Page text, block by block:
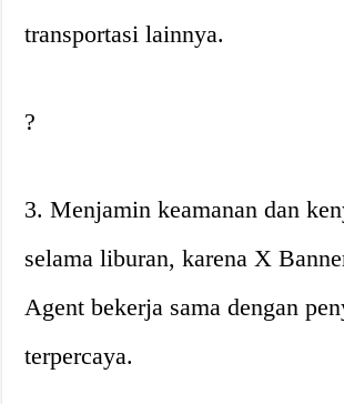
transportasi lainnya.
?
3. Menjamin keamanan dan
selama liburan, karena X
Agent bekerja sama dengan
terpercaya.